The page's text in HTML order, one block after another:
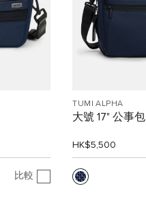
比較
TUMI ALPHA
大號 17" 公事包
HK$5,500